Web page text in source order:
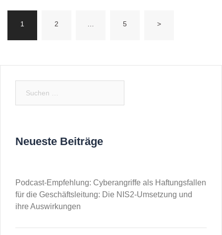
1 2 5 >
Neueste Beiträge
Podcast-Empfehlung: Cyberangriffe als Haftungsfallen
für die Geschäftsleitung: Die NIS2-Umsetzung und
ihre Auswirkungen